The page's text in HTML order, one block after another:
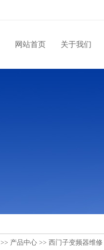
网站首页 关于我们
>> 产品中心 >> 西门子变频器维修